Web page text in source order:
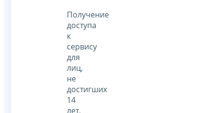
Получение
доступа
к
сервису
для
лиц,
не
достигших
14
лет,